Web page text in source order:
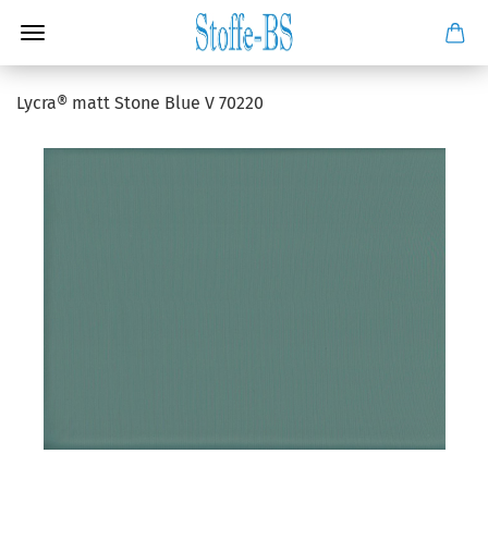
Lycra® matt Stone Blue V 70220